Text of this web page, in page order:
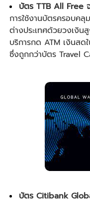
บัตร TTB All Free
การใช้งานบัตรครอบค
ต่างประเทศด้วยวงเงิ
บริการกด ATM เงินสด
ซึ่งถูกกว่าบัตร Travel
บัตร Citibank